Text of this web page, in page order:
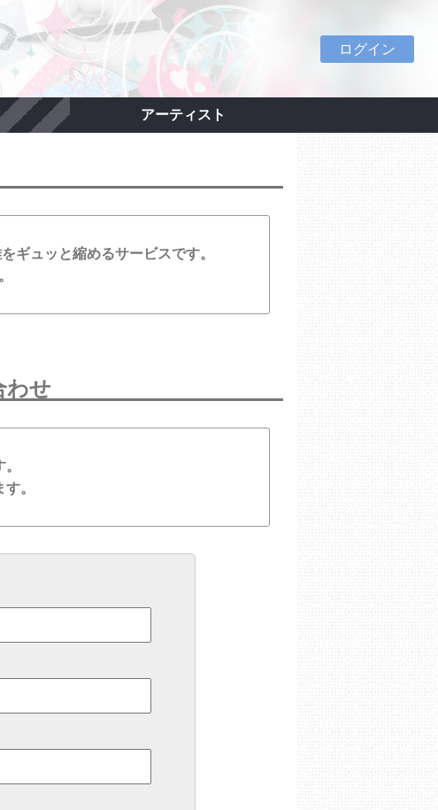
ログイン
アーティスト
ギュッと縮めるサービスです。
わせ
。